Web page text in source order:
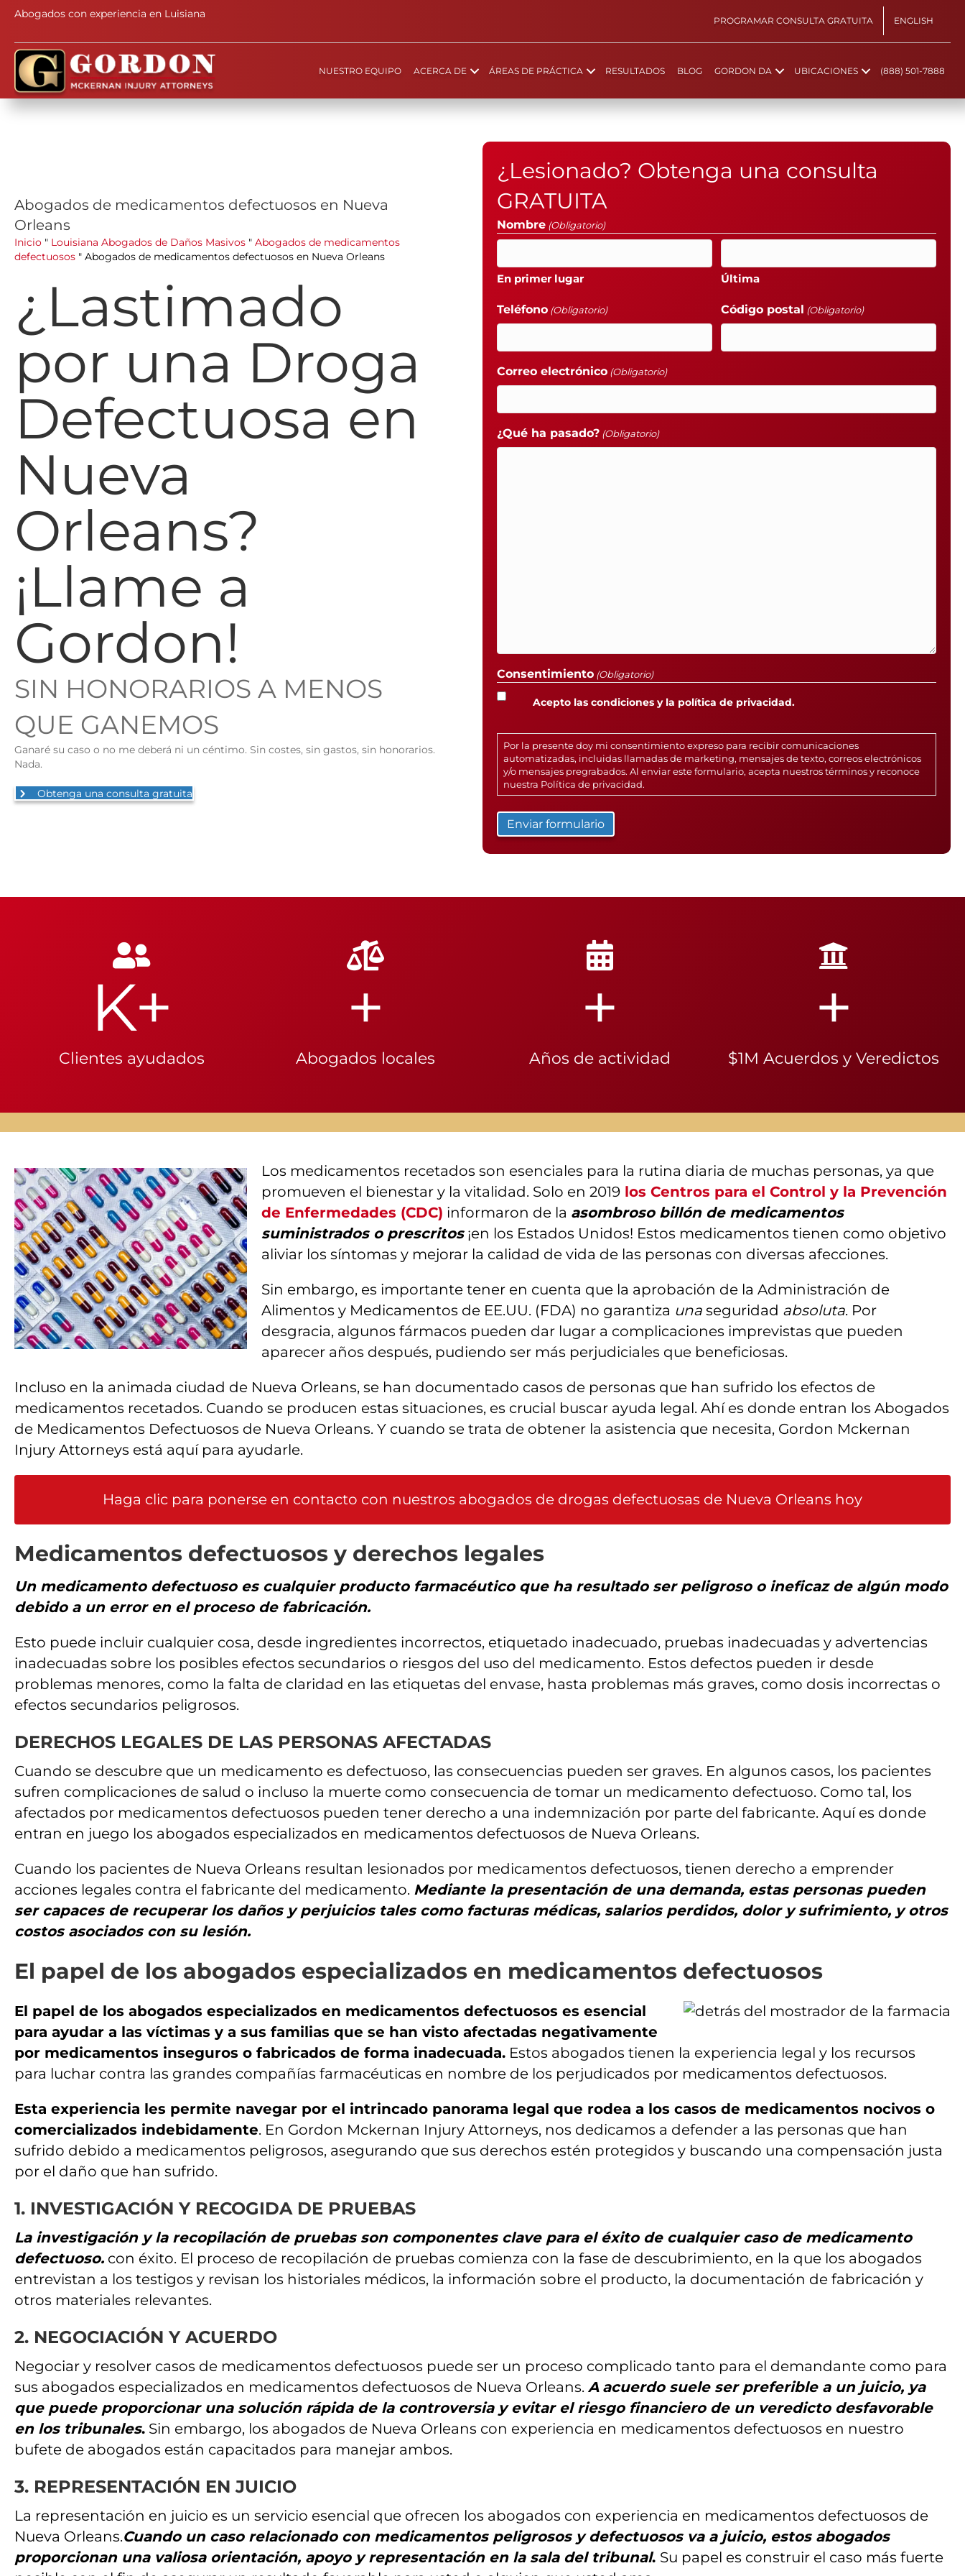
Abogados con experiencia en Luisiana
PROGRAMAR CONSULTA GRATUITA ENGLISH
NUESTRO EQUIPO ACERCA DE ÁREAS DE PRÁCTICA RESULTADOS BLOG GORDON DA UBICACIONES (888) 501-7888
Abogados de medicamentos defectuosos en Nueva
Orleans
Inicio " Louisiana Abogados de Daños Masivos " Abogados de medicamentos
defectuosos " Abogados de medicamentos defectuosos en Nueva Orleans
¿Lastimado
por una Droga
Defectuosa en
Nueva
Orleans?
¡Llame a
Gordon!
SIN HONORARIOS A MENOS
QUE GANEMOS
Ganaré su caso o no me deberá ni un céntimo. Sin costes, sin gastos, sin honorarios.
Nada.
Obtenga una consulta gratuita
¿Lesionado? Obtenga una consulta
GRATUITA
Nombre (Obligatorio)
En primer lugar Última
Teléfono (Obligatorio) Código postal (Obligatorio)
Correo electrónico (Obligatorio)
¿Qué ha pasado? (Obligatorio)
Consentimiento (Obligatorio)
Acepto las condiciones y la política de privacidad.
Por la presente doy mi consentimiento expreso para recibir comunicaciones
automatizadas, incluidas llamadas de marketing, mensajes de texto, correos electrónicos
y/o mensajes pregrabados. Al enviar este formulario, acepta nuestros términos y reconoce
nuestra Política de privacidad.
K+
Clientes ayudados
+
Abogados locales
+
Años de actividad
+
$1M Acuerdos y Veredictos
Los medicamentos recetados son esenciales para la rutina diaria de muchas personas, ya que
promueven el bienestar y la vitalidad. Solo en 2019 los Centros para el Control y la Prevención
de Enfermedades (CDC) informaron de la asombroso billón de medicamentos
suministrados o prescritos¡en los Estados Unidos! Estos medicamentos tienen como objetivo
aliviar los síntomas y mejorar la calidad de vida de las personas con diversas afecciones.
Sin embargo, es importante tener en cuenta que la aprobación de la Administración de
Alimentos y Medicamentos de EE.UU. (FDA) no garantiza una seguridad absoluta. Por
desgracia, algunos fármacos pueden dar lugar a complicaciones imprevistas que pueden
aparecer años después, pudiendo ser más perjudiciales que beneficiosas.
Incluso en la animada ciudad de Nueva Orleans, se han documentado casos de personas que han sufrido los efectos de
medicamentos recetados. Cuando se producen estas situaciones, es crucial buscar ayuda legal. Ahí es donde entran los Abogados
de Medicamentos Defectuosos de Nueva Orleans. Y cuando se trata de obtener la asistencia que necesita, Gordon Mckernan
Injury Attorneys está aquí para ayudarle.
Haga clic para ponerse en contacto con nuestros abogados de drogas defectuosas de Nueva Orleans hoy
Medicamentos defectuosos y derechos legales
Un medicamento defectuoso es cualquier producto farmacéutico que ha resultado ser peligroso o ineficaz de algún modo
debido a un error en el proceso de fabricación.
Esto puede incluir cualquier cosa, desde ingredientes incorrectos, etiquetado inadecuado, pruebas inadecuadas y advertencias
inadecuadas sobre los posibles efectos secundarios o riesgos del uso del medicamento. Estos defectos pueden ir desde
problemas menores, como la falta de claridad en las etiquetas del envase, hasta problemas más graves, como dosis incorrectas o
efectos secundarios peligrosos.
DERECHOS LEGALES DE LAS PERSONAS AFECTADAS
Cuando se descubre que un medicamento es defectuoso, las consecuencias pueden ser graves. En algunos casos, los pacientes
sufren complicaciones de salud o incluso la muerte como consecuencia de tomar un medicamento defectuoso. Como tal, los
afectados por medicamentos defectuosos pueden tener derecho a una indemnización por parte del fabricante. Aquí es donde
entran en juego los abogados especializados en medicamentos defectuosos de Nueva Orleans.
Cuando los pacientes de Nueva Orleans resultan lesionados por medicamentos defectuosos, tienen derecho a emprender
acciones legales contra el fabricante del medicamento. Mediante la presentación de una demanda, estas personas pueden
ser capaces de recuperar los daños y perjuicios tales como facturas médicas, salarios perdidos, dolor y sufrimiento, y otros
costos asociados con su lesión.
El papel de los abogados especializados en medicamentos defectuosos
El papel de los abogados especializados en medicamentos defectuosos es esencial
para ayudar a las víctimas y a sus familias que se han visto afectadas negativamente
por medicamentos inseguros o fabricados de forma inadecuada. Estos abogados tienen la experiencia legal y los recursos
para luchar contra las grandes compañías farmacéuticas en nombre de los perjudicados por medicamentos defectuosos.
Esta experiencia les permite navegar por el intrincado panorama legal que rodea a los casos de medicamentos nocivos o
comercializados indebidamente. En Gordon Mckernan Injury Attorneys, nos dedicamos a defender a las personas que han
sufrido debido a medicamentos peligrosos, asegurando que sus derechos estén protegidos y buscando una compensación justa
por el daño que han sufrido.
1. INVESTIGACIÓN Y RECOGIDA DE PRUEBAS
La investigación y la recopilación de pruebas son componentes clave para el éxito de cualquier caso de medicamento
defectuoso. con éxito. El proceso de recopilación de pruebas comienza con la fase de descubrimiento, en la que los abogados
entrevistan a los testigos y revisan los historiales médicos, la información sobre el producto, la documentación de fabricación y
otros materiales relevantes.
2. NEGOCIACIÓN Y ACUERDO
Negociar y resolver casos de medicamentos defectuosos puede ser un proceso complicado tanto para el demandante como para
sus abogados especializados en medicamentos defectuosos de Nueva Orleans. A acuerdo suele ser preferible a un juicio, ya
que puede proporcionar una solución rápida de la controversia y evitar el riesgo financiero de un veredicto desfavorable
en los tribunales. Sin embargo, los abogados de Nueva Orleans con experiencia en medicamentos defectuosos en nuestro
bufete de abogados están capacitados para manejar ambos.
3. REPRESENTACIÓN EN JUICIO
La representación en juicio es un servicio esencial que ofrecen los abogados con experiencia en medicamentos defectuosos de
Nueva Orleans.Cuando un caso relacionado con medicamentos peligrosos y defectuosos va a juicio, estos abogados
proporcionan una valiosa orientación, apoyo y representación en la sala del tribunal. Su papel es construir el caso más fuerte